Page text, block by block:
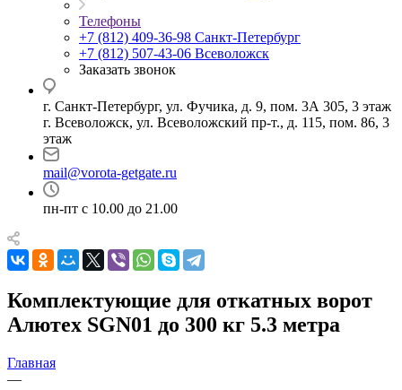
Телефоны
+7 (812) 409-36-98 Санкт-Петербург
+7 (812) 507-43-06 Всеволожск
Заказать звонок
г. Санкт-Петербург, ул. Фучика, д. 9, пом. 3А 305, 3 этаж
г. Всеволожск, ул. Всеволожский пр-т., д. 115, пом. 86, 3
этаж
mail@vorota-getgate.ru
пн-пт c 10.00 до 21.00
Комплектующие для откатных ворот
Алютех SGN01 до 300 кг 5.3 метра
Главная
—